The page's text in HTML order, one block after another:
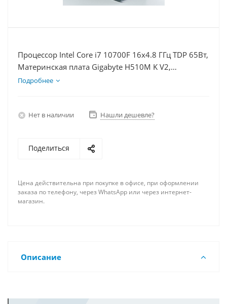
Процессор Intel Core i7 10700F 16x4.8 ГГц TDP 65Вт,
Материнская плата Gigabyte H510M K V2,
Видеокарта RX 6700 10Гб, Память DDR4 32Gb,
Подробнее
Нет в наличии Нашли дешевле?
Поделиться
Цена действительна при покупке в офисе, при оформлении
заказа по телефону, через WhatsApp или через интернет-
магазин.
Описание